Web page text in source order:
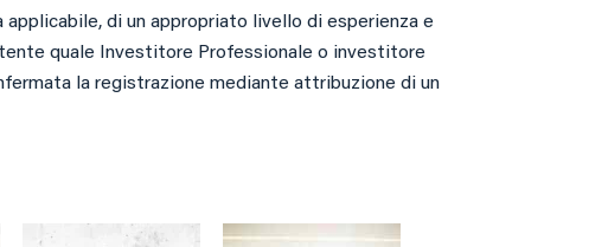
di un appropriato livello di esperienza e
quale Investitore Professionale o investitore
la registrazione mediante attribuzione di un